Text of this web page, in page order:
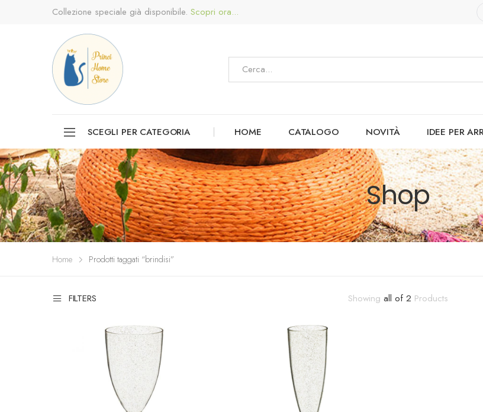
Collezione speciale già disponibile. Scopri ora...
SCEGLI PER CATEGORIA HOME CATALOGO NOVITÀ IDEE PER
Shop
Home Prodotti taggati “brindisi”
FILTERS Showing all of 2 Products